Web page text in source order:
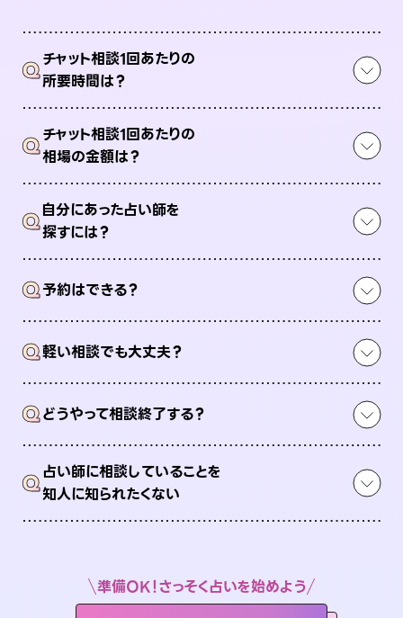
Qチャット相談1回あたりの
所要時間は？
Qチャット相談1回あたりの
相場の金額は？
Q自分にあった占い師を
探すには？
Q予約はできる？
Q軽い相談でも大丈夫？
Qどうやって相談終了する？
Q占い師に相談していることを
知人に知られたくない
準備OK！さっそく占いを始めよう